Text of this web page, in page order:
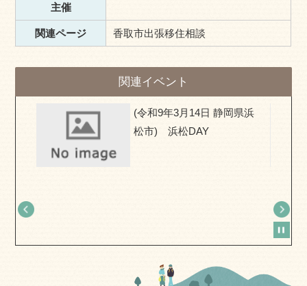
主催
関連ページ 香取市出張移住相談
関連イベント
(令和9年3月14日 静岡県浜
松市) 浜松DAY